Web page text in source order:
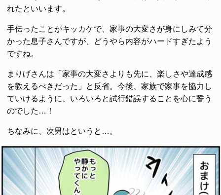
れたといいます。
手伝ったことがキッカケで、家事の大変さが身にしみて分
かった息子さんですが、どうやら内容がハードすぎたよう
ですね。
まりげさんは「家事の大変さよりも先に、楽しさや達成感
を教えるべきだった」と反省。今後、家族で家事を協力し
ていけるように、いろいろと試行錯誤することを心に誓う
のでした…！
ちなみに、次男はというと…。